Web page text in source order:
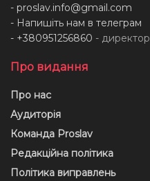
- proslav.info@gmail.com
- Напишіть нам в телеграм
- +380951256860 - директор
Про видання
Про нас
Аудиторія
Команда Proslav
Редакційна політика
Політика виправлень